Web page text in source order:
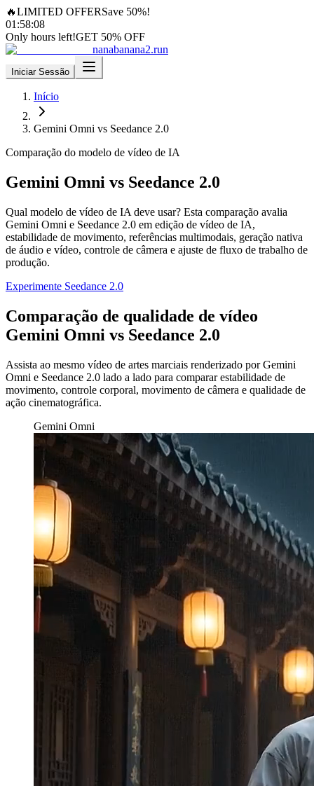
🔥LIMITED OFFERSave 50%!
01 :58:05
Only hours left!GET 50% OFF
nanabanana2.run
Iniciar Sessão
Início
Gemini Omni vs Seedance 2.0
Comparação do modelo de vídeo de IA
Gemini Omni vs Seedance 2.0
Qual modelo de vídeo de IA deve usar? Esta comparação avalia
Gemini Omni e Seedance 2.0 em edição de vídeo de IA,
estabilidade de movimento, referências multimodais, geração nativa
de áudio e vídeo, controle de câmera e ajuste de fluxo de trabalho de
produção.
Experimente Seedance 2.0
Comparação de qualidade de vídeo
Gemini Omni vs Seedance 2.0
Assista ao mesmo vídeo de artes marciais renderizado por Gemini
Omni e Seedance 2.0 lado a lado para comparar estabilidade de
movimento, controle corporal, movimento de câmera e qualidade de
ação cinematográfica.
Gemini Omni